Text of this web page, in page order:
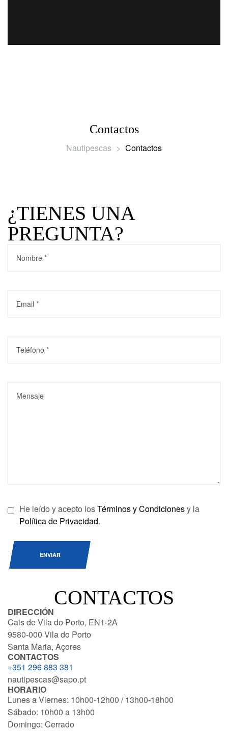
Contactos
Nautipescas > Contactos
¿TIENES UNA
PREGUNTA?
He leído y acepto losTérminos y Condicionesy la
Política de Privacidad.
ENVIAR
CONTACTOS
DIRECCIÓN
Cais de Vila do Porto, EN1-2A
9580-000 Vila do Porto
Santa Maria, Açores
CONTACTOS
+351 296 883 381
nautipescas@sapo.pt
HORARIO
Lunes a Viernes: 10h00-12h00 / 13h00-18h00
Sábado: 10h00 a 13h00
Domingo: Cerrado